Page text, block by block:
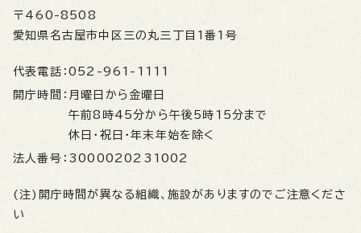
〒460-8508
愛知県名古屋市中区三の丸三丁目1番1号
代表電話： 052-961-1111
開庁時間： 月曜日から金曜日
午前8時45分から午後5時15分まで
休日・祝日・年末年始を除く
法人番号： 3000020231002
(注)開庁時間が異なる組織、施設がありますのでご注意くださ
い